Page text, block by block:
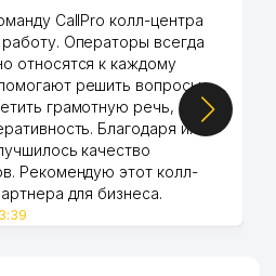
CallPro колл-центра
Операторы всегда
относятся к каждому
решить вопросы.
грамотную речь,
Благодаря их
качество
Рекомендую этот колл-
для бизнеса.